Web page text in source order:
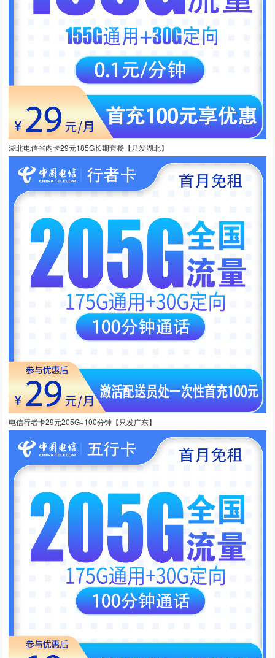
湖北电信省内卡29元185G长期套餐【只发湖北】
电信行者卡29元205G+100分钟【只发广东】